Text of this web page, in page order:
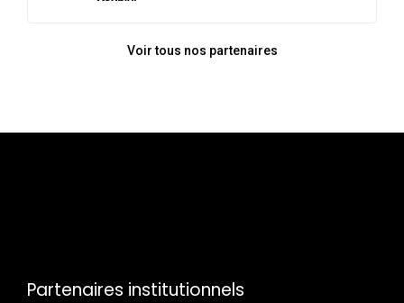
Voir tous nos partenaires
Partenaires institutionnels